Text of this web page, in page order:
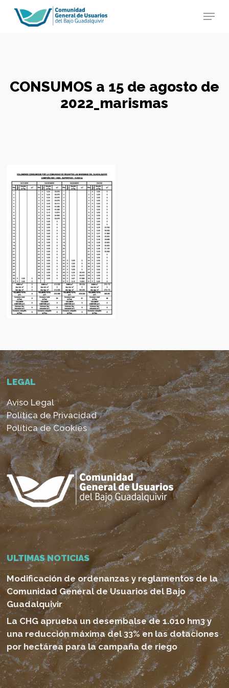
Skip
Menu
CONSUMOS a 15 de agosto de
2022_marismas
LEGAL
Aviso Legal
Política de Privacidad
Política de Cookies
ULTIMAS NOTICIAS
Modificación de ordenanzas y reglamentos de la
Comunidad General de Usuarios del Bajo
Guadalquivir
La CHG aprueba un desembalse de 1.010 hm3 y
una reducción máxima del 33% en las dotaciones
por hectárea para la campaña de riego